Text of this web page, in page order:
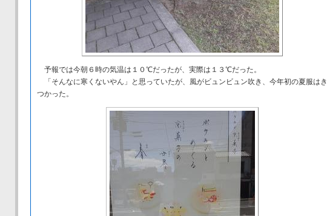
予報では今朝６時の気温は１０℃だったが、実際は１３℃だった。
「そんなに寒くないやん」と思っていたが、風がビュンビュン吹き、今年初の夏服はき
つかった。